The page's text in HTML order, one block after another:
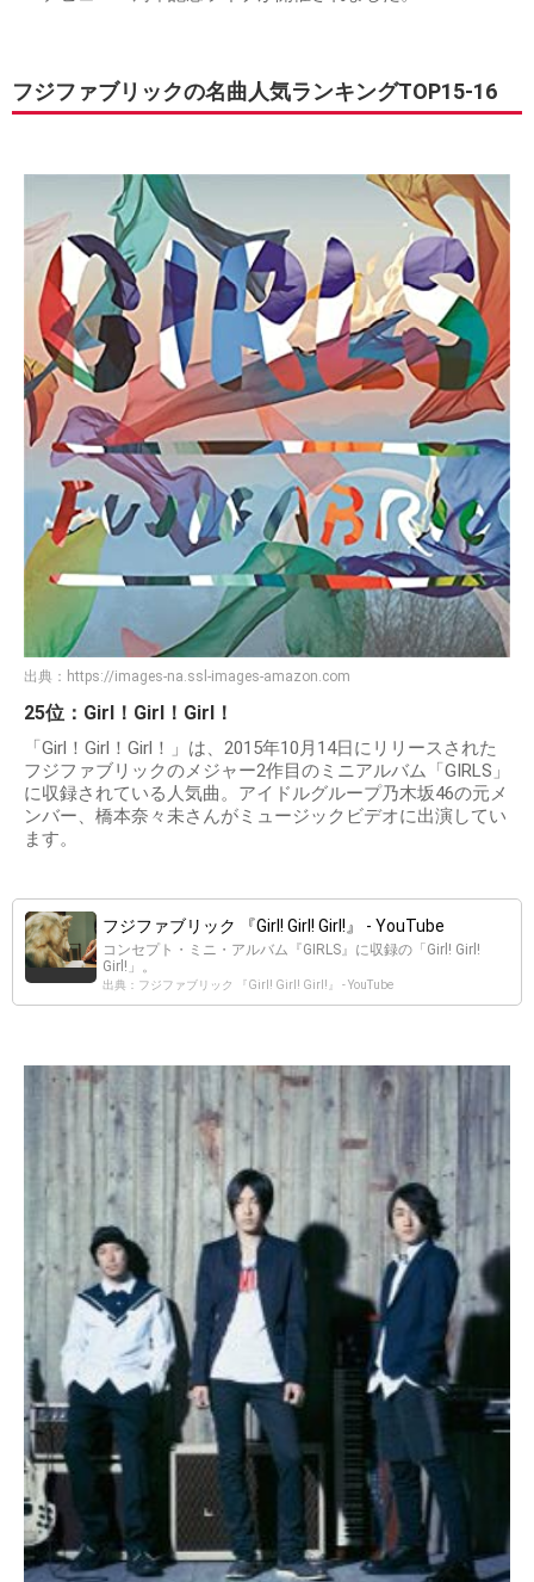
フジファブリックの名曲人気ランキングTOP15-16
出典： https://images-na.ssl-images-amazon.com
25位：Girl！Girl！Girl！
「Girl！Girl！Girl！」は、2015年10月14日にリリースされた
フジファブリックのメジャー2作目のミニアルバム「GIRLS」
に収録されている人気曲。アイドルグループ乃木坂46の元メ
ンバー、橋本奈々未さんがミュージックビデオに出演してい
ます。
フジファブリック 『Girl! Girl! Girl!』 - YouTube
コンセプト・ミニ・アルバム『GIRLS』に収録の「Girl! Girl!
Girl!」。
出典：フジファブリック 『Girl! Girl! Girl!』 - YouTube